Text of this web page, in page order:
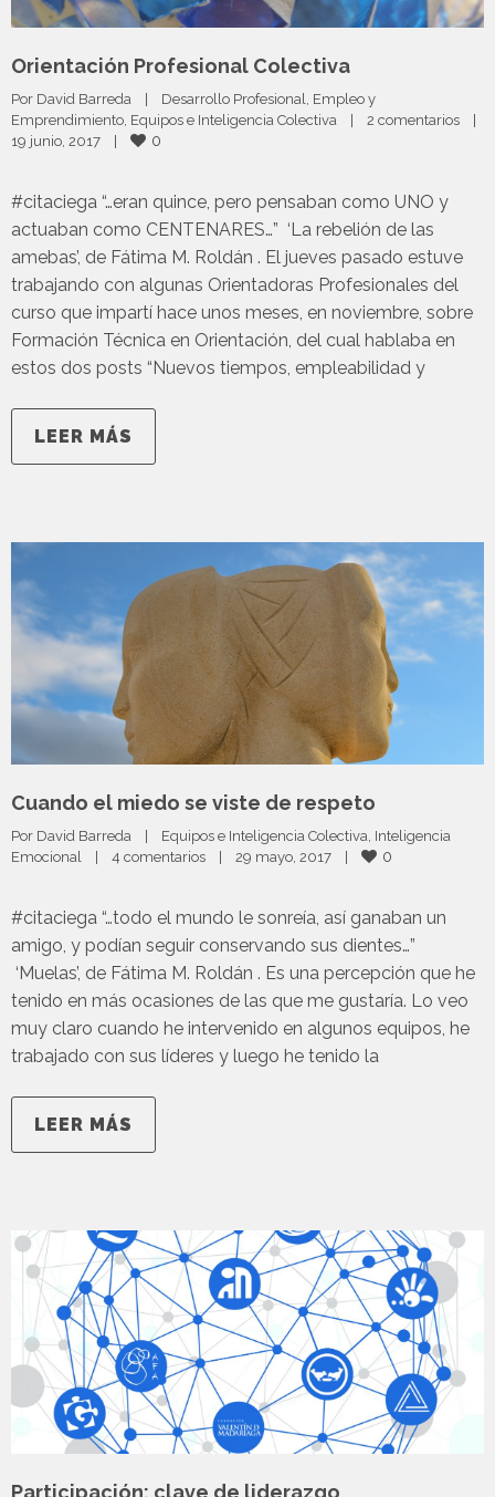
Orientación Profesional Colectiva
Por David Barreda | Desarrollo Profesional Empleo y
Emprendimiento Equipos e Inteligencia Colectiva | 2 comentarios
|
19 junio, 2017 | 0
#citaciega “…eran quince, pero pensaban como UNO y
actuaban como CENTENARES…” ‘La rebelión de las
amebas’, de Fátima M. Roldán . El jueves pasado estuve
trabajando con algunas Orientadoras Profesionales del
curso que impartí hace unos meses, en noviembre, sobre
Formación Técnica en Orientación, del cual hablaba en
estos dos posts “Nuevos tiempos, empleabilidad y
LEER MÁS
Cuando el miedo se viste de respeto
Por David Barreda Equipos e Inteligencia Colectiva, Inteligencia
Emocional
4 comentarios 29 mayo, 2017 0
#citaciega “…todo el mundo le sonreía, así ganaban un
amigo, y podían seguir conservando sus dientes…”
‘Muelas’, de Fátima M. Roldán . Es una percepción que he
tenido en más ocasiones de las que me gustaría. Lo veo
muy claro cuando he intervenido en algunos equipos, he
trabajado con sus líderes y luego he tenido la
LEER MÁS
Participación: clave de liderazgo